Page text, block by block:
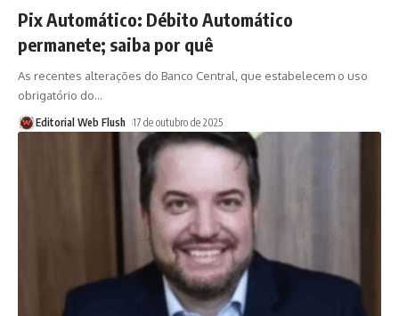
Pix Automático: Débito Automático
permanete; saiba por quê
As recentes alterações do Banco Central, que estabelecem o uso
obrigatório do…
Editorial Web Flush 17 de outubro de 2025